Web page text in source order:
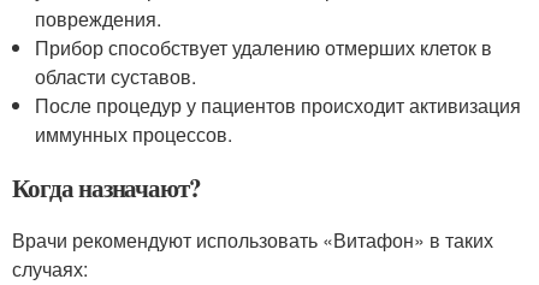
повреждения.
Прибор способствует удалению отмерших клеток в
области суставов.
После процедур у пациентов происходит активизация
иммунных процессов.
Когда назначают?
Врачи рекомендуют использовать «Витафон» в таких
случаях: